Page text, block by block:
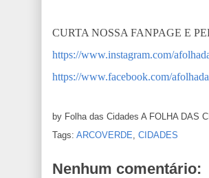
CURTA NOSSA FANPAGE E
https://www.instagram.com/
https://www.facebook.com/
by Folha das Cidades A FOLHA DAS
Tags: ARCOVERDE, CIDADES
Nenhum comentário: